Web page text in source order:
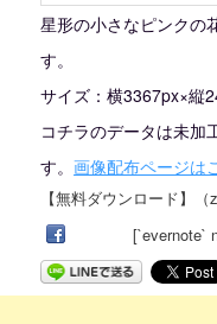
星形の小さなピンクの
す。
サイズ：横3367px×縦
コチラのデータは未加
す。画像配布ページは
【無料ダウンロード】（
[`evernote`